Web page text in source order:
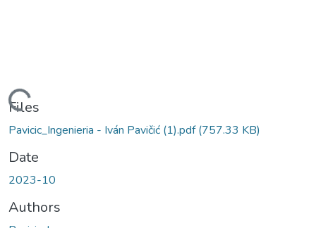
Loading...
Files
Pavicic_Ingenieria - Iván Pavičić (1).pdf(757.33 KB)
Date
2023-10
Authors